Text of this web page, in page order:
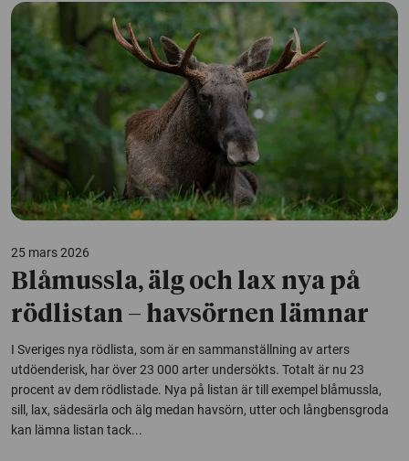
25 mars 2026
Blåmussla, älg och lax nya på
rödlistan – havsörnen lämnar
I Sveriges nya rödlista, som är en sammanställning av arters
utdöenderisk, har över 23 000 arter undersökts. Totalt är nu 23
procent av dem rödlistade. Nya på listan är till exempel blåmussla,
sill, lax, sädesärla och älg medan havsörn, utter och långbensgroda
kan lämna listan tack...